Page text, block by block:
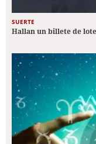
SUERTE
Hallan un billete de